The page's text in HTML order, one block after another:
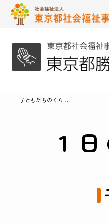
子どもたちのくらし
１